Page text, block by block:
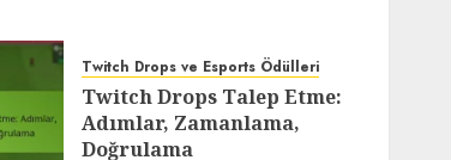
Twitch Drops ve Esports Ödülleri
Twitch Drops Talep Etme:
Adımlar, Zamanlama,
Doğrulama